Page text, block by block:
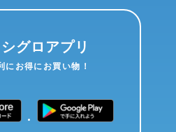
グロアプリ
にお得にお買い物！